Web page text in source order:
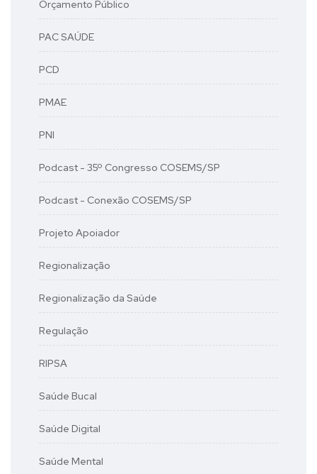
Orçamento Público
PAC SAÚDE
PCD
PMAE
PNI
Podcast - 35º Congresso COSEMS/SP
Podcast - Conexão COSEMS/SP
Projeto Apoiador
Regionalização
Regionalização da Saúde
Regulação
RIPSA
Saúde Bucal
Saúde Digital
Saúde Mental